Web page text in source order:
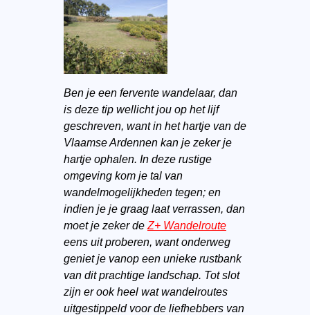
Ben je een fervente wandelaar, dan
is deze tip wellicht jou op het lijf
geschreven, want in het hartje van de
Vlaamse Ardennen kan je zeker je
hartje ophalen. In deze rustige
omgeving kom je tal van
wandelmogelijkheden tegen; en
indien je je graag laat verrassen, dan
moet je zeker de Z+ Wandelroute
eens uit proberen, want onderweg
geniet je vanop een unieke rustbank
van dit prachtige landschap. Tot slot
zijn er ook heel wat wandelroutes
uitgestippeld voor de liefhebbers van